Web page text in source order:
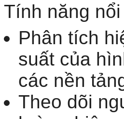
Tính năng
Phân tích
suất của
các nền
Theo dõi